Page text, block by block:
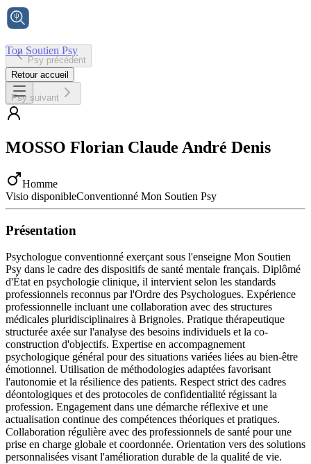
Ton Soutien Psy
Accueil
Psy précédent
Retour accueil
Psy suivant
MOSSO Florian Claude André Denis
Homme
Visio disponibleConventionné Mon Soutien Psy
Présentation
Psychologue conventionné exerçant sous l'enseigne Mon Soutien
Psy dans le cadre des dispositifs de santé mentale français. Diplômé
d'État en psychologie clinique, il intervient selon les standards
professionnels reconnus par l'Ordre des Psychologues. Expérience
professionnelle incluant une collaboration avec des structures
médicales pluridisciplinaires à Brignoles. Pratique thérapeutique
structurée axée sur l'analyse des besoins individuels et la co-
construction d'objectifs. Expertise en accompagnement
psychologique général pour des situations variées liées au bien-être
émotionnel. Utilisation de méthodologies adaptées favorisant
l'autonomie et la résilience des patients. Respect strict des cadres
déontologiques et des protocoles de confidentialité régissant la
profession. Engagement dans une démarche réflexive et une
actualisation continue des compétences théoriques et pratiques.
Collaboration régulière avec des professionnels de santé pour une
prise en charge globale et coordonnée. Orientation vers des solutions
personnalisées visant l'amélioration durable de la qualité de vie.